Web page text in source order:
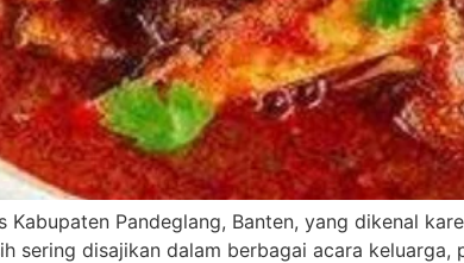
Kabupaten Pandeglang, Banten, yang dikenal
sering disajikan dalam berbagai acara